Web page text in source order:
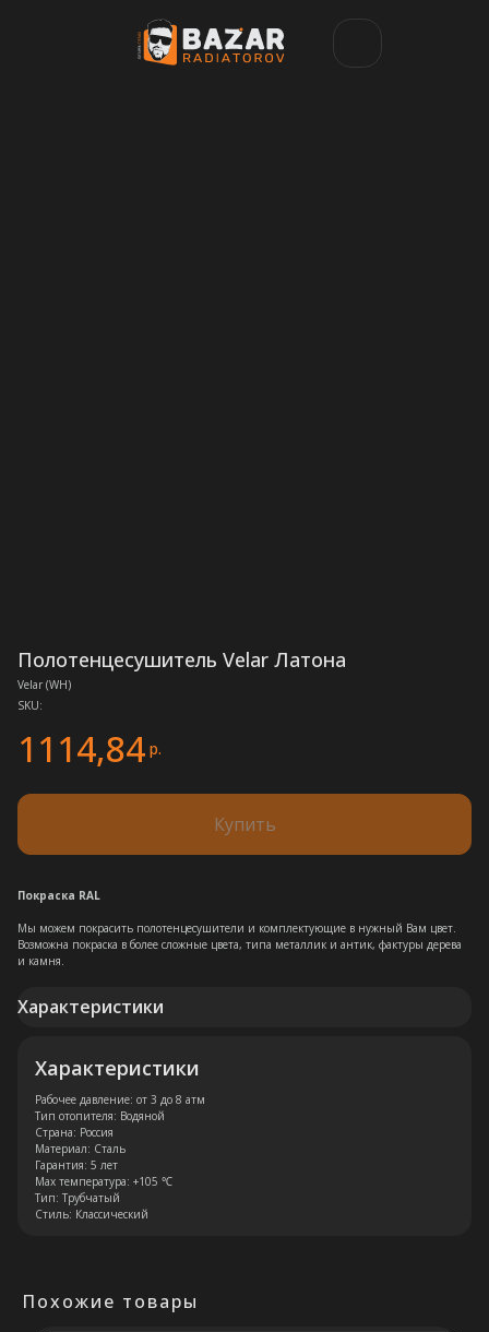
Полотенцесушитель Velar Латона
Velar (WH)
SKU:
1114,84 р.
Купить
Покраска RAL
Мы можем покрасить полотенцесушители и комплектующие в нужный Вам цвет.
Возможна покраска в более сложные цвета, типа металлик и антик, фактуры дерева
и камня.
Характеристики
Характеристики
Рабочее давление: от 3 до 8 атм
Тип отопителя: Водяной
Страна: Россия
Материал: Сталь
Гарантия: 5 лет
Max температура: +105 ℃
Тип: Трубчатый
Стиль: Классический
Похожие товары